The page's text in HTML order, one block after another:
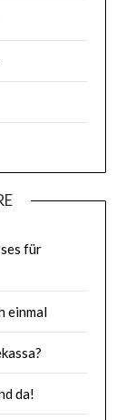
für
einmal
da!